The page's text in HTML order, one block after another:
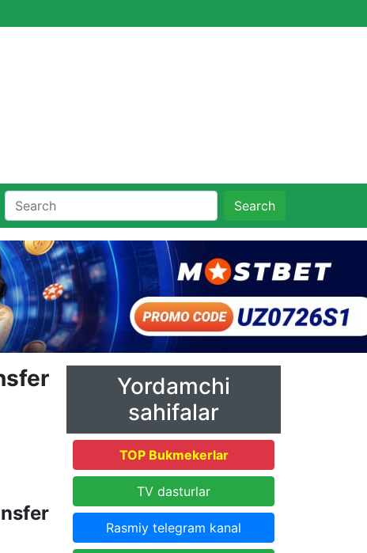
Search
Yordamchi
sahifalar
TOP Bukmekerlar
TV dasturlar
Rasmiy telegram kanal